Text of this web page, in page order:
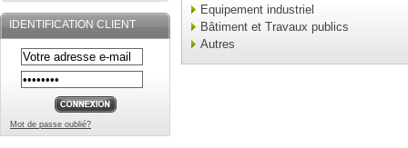
IDENTIFICATION CLIENT
Mot de passe oublié?
Equipement industriel
Bâtiment et Travaux publics
Autres